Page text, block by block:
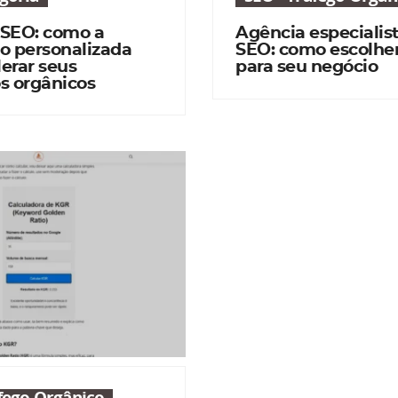
como a
personalizada
seus
orgânicos
Agência
SEO: como
para seu negócio